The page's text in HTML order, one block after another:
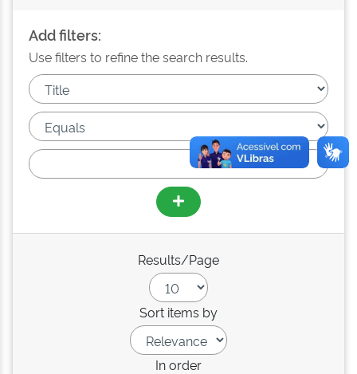
Add filters:
Use filters to refine the search results.
Results/Page
Sort items by
In order